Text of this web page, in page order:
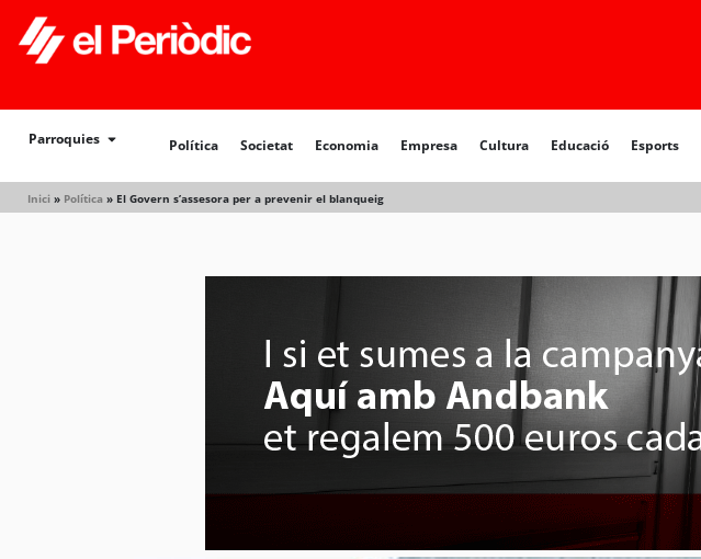
Parroquies Política Societat Economia Empresa Cultura Educació Esports
Inici » Política » El Govern s’assesora per a prevenir el blanqueig
Política Societat